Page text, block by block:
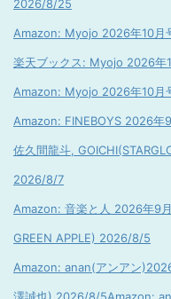
2026/8/25
Amazon: Myojo 2026年10月
楽天ブックス: Myojo 2026年
Amazon: Myojo 2026年10月
Amazon: FINEBOYS 2026
佐久間龍斗,
2026/8/7
Amazon: 音楽と人 2026年9
GREEN APPLE) 2026/8/5
Amazon: anan(アンアン